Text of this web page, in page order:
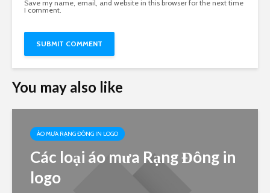
Save my name, email, and website in this browser for the next time
I comment.
You may also like
ÁO MƯA RẠNG ĐÔNG IN LOGO
Các loại áo mưa Rạng Đông in
logo